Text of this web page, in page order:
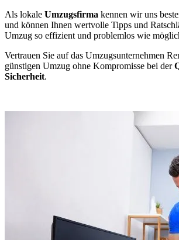
Als lokale Umzugsfirma kennen wir uns
und können Ihnen wertvolle Tipps und
Umzug so effizient und problemlos wie
Vertrauen Sie auf das Umzugsunternehmen
günstigen Umzug ohne Kompromisse bei der
Sicherheit.